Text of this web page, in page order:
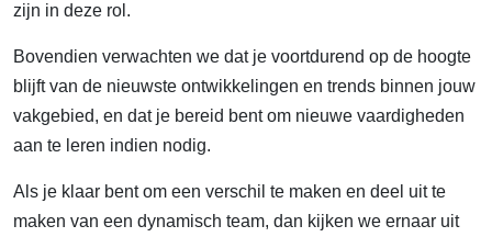
zijn in deze rol.
Bovendien verwachten we dat je voortdurend op de hoogte
blijft van de nieuwste ontwikkelingen en trends binnen jouw
vakgebied, en dat je bereid bent om nieuwe vaardigheden
aan te leren indien nodig.
Als je klaar bent om een verschil te maken en deel uit te
maken van een dynamisch team, dan kijken we ernaar uit